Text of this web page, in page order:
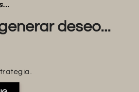
deseo...